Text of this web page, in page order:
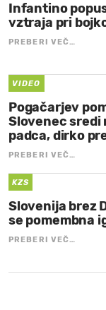
Infantino
vztraja pri
PREBERI VEČ…
VIDEO
Pogačarjev
Slovenec sredi
padca, dirko
PREBERI VEČ…
KZS
Slovenija brez
se pomembna
PREBERI VEČ…